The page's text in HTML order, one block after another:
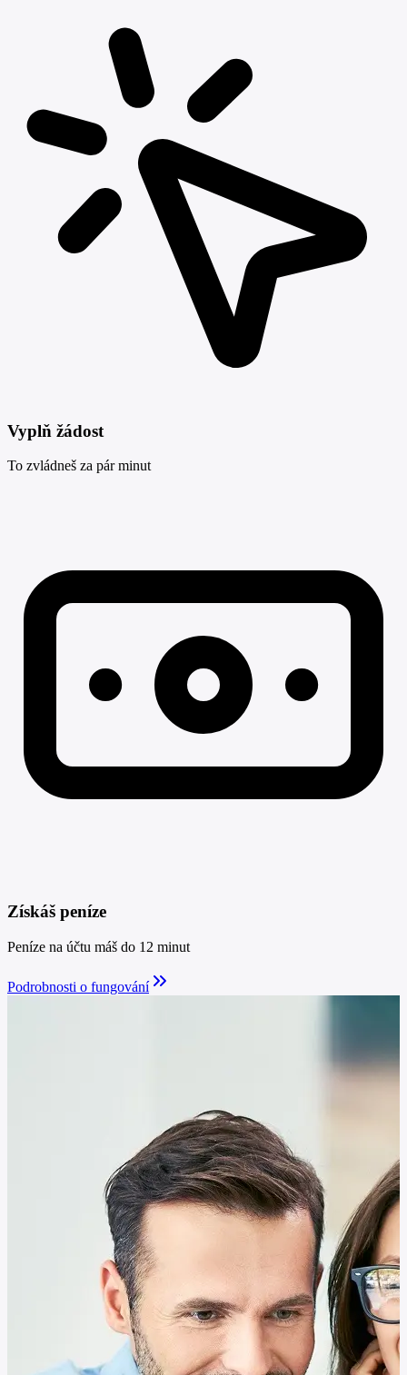
Vyplň žádost
To zvládneš za pár minut
Získáš peníze
Peníze na účtu máš do 12 minut
Podrobnosti o fungování